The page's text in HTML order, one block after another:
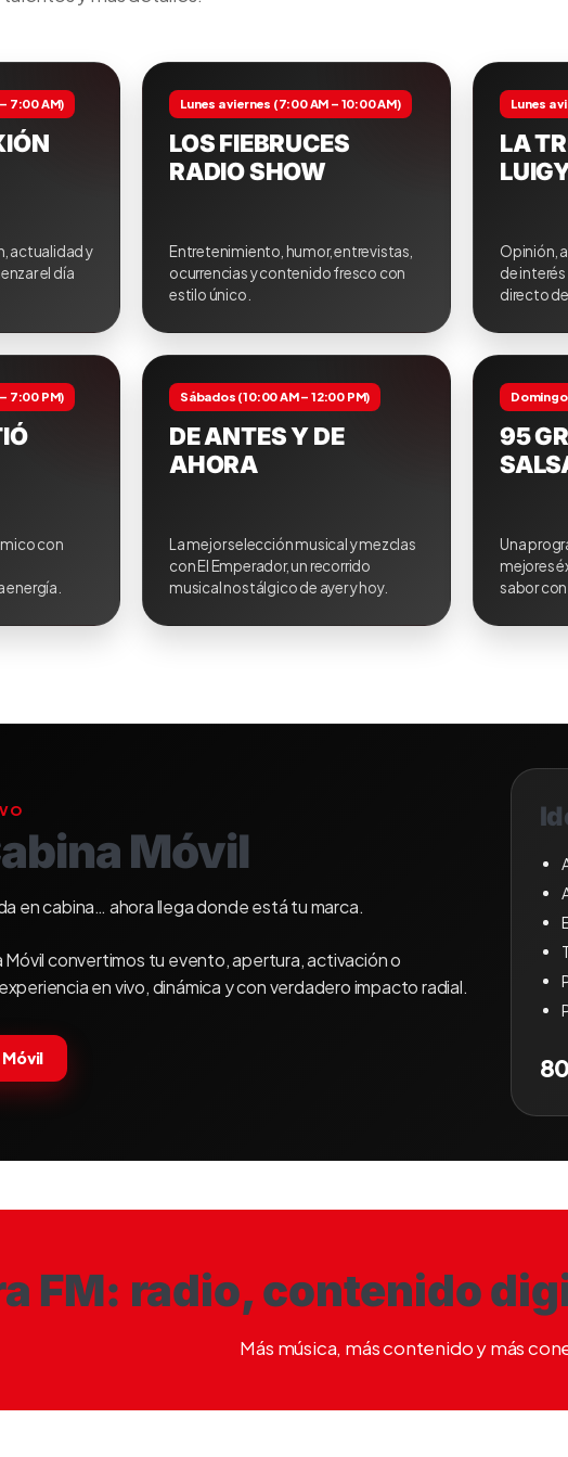
7:00 AM)
actualidad y
el día
Lunes a viernes (7:00 AM – 10:00 AM)
LOS FIEBRUCES
RADIO SHOW
Entretenimiento, humor, entrevistas,
ocurrencias y contenido fresco con
estilo único.
Lunes a
LA
Opinión,
de
directo de
7:00 PM)
con
Sábados (10:00 AM – 12:00 PM)
DE ANTES Y DE
AHORA
La mejor selección musical y mezclas
con El Emperador, un recorrido
musical nostálgico de ayer y hoy.
95
Una
mejores
sabor con
Móvil
en cabina… ahora llega donde está tu marca.
Móvil convertimos tu evento, apertura, activación o
en vivo, dinámica y con verdadero impacto radial.
FM: radio, contenido
Más música, más contenido y más